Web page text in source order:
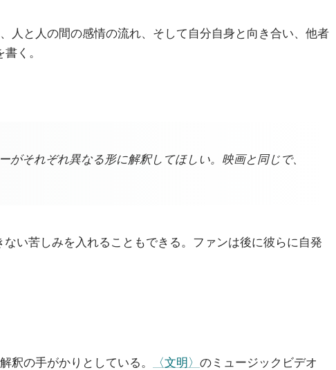
人と人の間の感情の流れ、そして自分自身と向き合い、他者
く。
それぞれ異なる形に解釈してほしい。映画と同じで、
い苦しみを入れることもできる。ファンは後に彼らに自発
釈の手がかりとしている。 〈文明〉 のミュージックビデオ